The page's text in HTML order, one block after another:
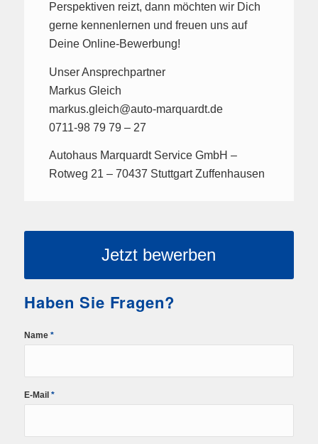
Perspektiven reizt, dann möchten wir Dich
gerne kennenlernen und freuen uns auf
Deine Online-Bewerbung!
Unser Ansprechpartner
Markus Gleich
markus.gleich@auto-marquardt.de
0711-98 79 79 – 27
Autohaus Marquardt Service GmbH –
Rotweg 21 – 70437 Stuttgart Zuffenhausen
Jetzt bewerben
Haben Sie Fragen?
Name *
E-Mail *